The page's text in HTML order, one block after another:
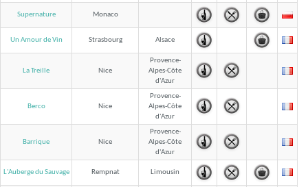
Supernature Monaco
Un Amour de Vin Strasbourg Alsace
La Treille Nice
Provence-
Alpes-Côte
d'Azur
Berco Nice
Provence-
Alpes-Côte
d'Azur
Barrique Nice
Provence-
Alpes-Côte
d'Azur
L'Auberge du Sauvage Rempnat Limousin